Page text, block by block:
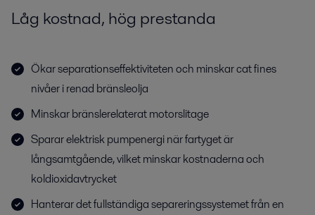
Låg kostnad, hög prestanda
Ökar separationseffektiviteten och minskar cat fines
nivåer i renad bränsleolja
Minskar bränslerelaterat motorslitage
Sparar elektrisk pumpenergi när fartyget är
långsamtgående, vilket minskar kostnaderna och
koldioxidavtrycket
Hanterar det fullständiga separeringssystemet från en